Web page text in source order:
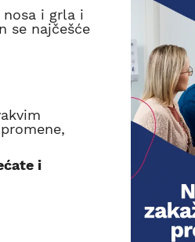
i grla i
se najčešće
i